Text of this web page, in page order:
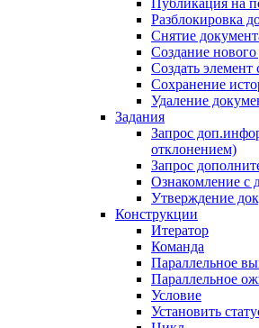
Публикация на
Разблокировка
Снятие
Создание
Создать элемент
Сохранение
Удаление
Задания
Запрос
отклонением)
Запрос
Ознакомление с
Утверждение
Конструкции
Итератор
Команда
Параллельное
Параллельное
Условие
Установить